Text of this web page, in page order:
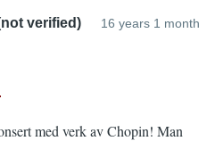
verified)
16 years 1 month
med verk av Chopin! Man